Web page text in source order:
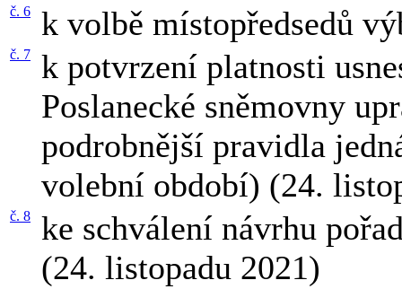
č. 6 k volbě místopředsedů
č. 7
k potvrzení platnosti
Poslanecké sněmovny
podrobnější pravidla
volební období) (24.
č. 8
ke schválení návrhu
(24. listopadu 2021)